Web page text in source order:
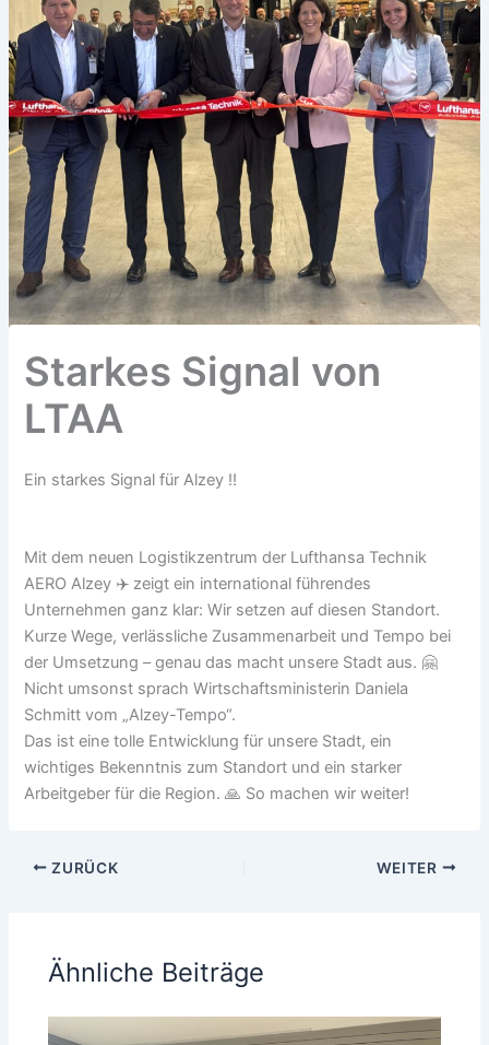
Starkes Signal von
LTAA
Ein starkes Signal für Alzey ‼️
Mit dem neuen Logistikzentrum der Lufthansa Technik
AERO Alzey ✈️ zeigt ein international führendes
Unternehmen ganz klar: Wir setzen auf diesen Standort.
Kurze Wege, verlässliche Zusammenarbeit und Tempo bei
der Umsetzung – genau das macht unsere Stadt aus. 🤗
Nicht umsonst sprach Wirtschaftsministerin Daniela
Schmitt vom „Alzey-Tempo“.
Das ist eine tolle Entwicklung für unsere Stadt, ein
wichtiges Bekenntnis zum Standort und ein starker
Arbeitgeber für die Region. 🙏 So machen wir weiter!
ZURÜCK WEITER
Ähnliche Beiträge